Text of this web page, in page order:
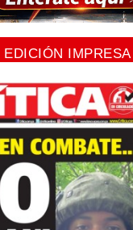
EDICIÓN IMPRESA